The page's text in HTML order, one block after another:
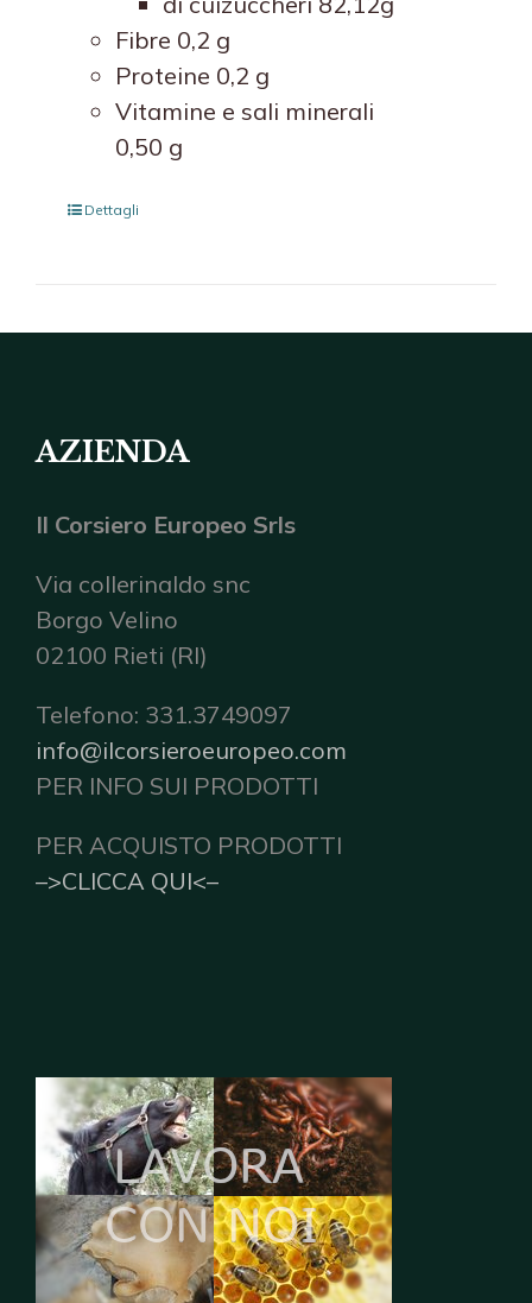
Fibre 0,2 g
Proteine 0,2 g
Vitamine e sali minerali
0,50 g
Dettagli
AZIENDA
Il Corsiero Europeo Srls
Via collerinaldo snc
Borgo Velino
02100 Rieti (RI)
Telefono: 331.3749097
info@ilcorsieroeuropeo.com
PER INFO SUI PRODOTTI
PER ACQUISTO PRODOTTI
–>CLICCA QUI<–